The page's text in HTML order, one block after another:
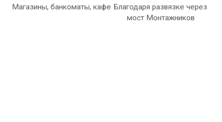
Магазины, банкоматы, кафе Благодаря развязке через
мост Монтажников